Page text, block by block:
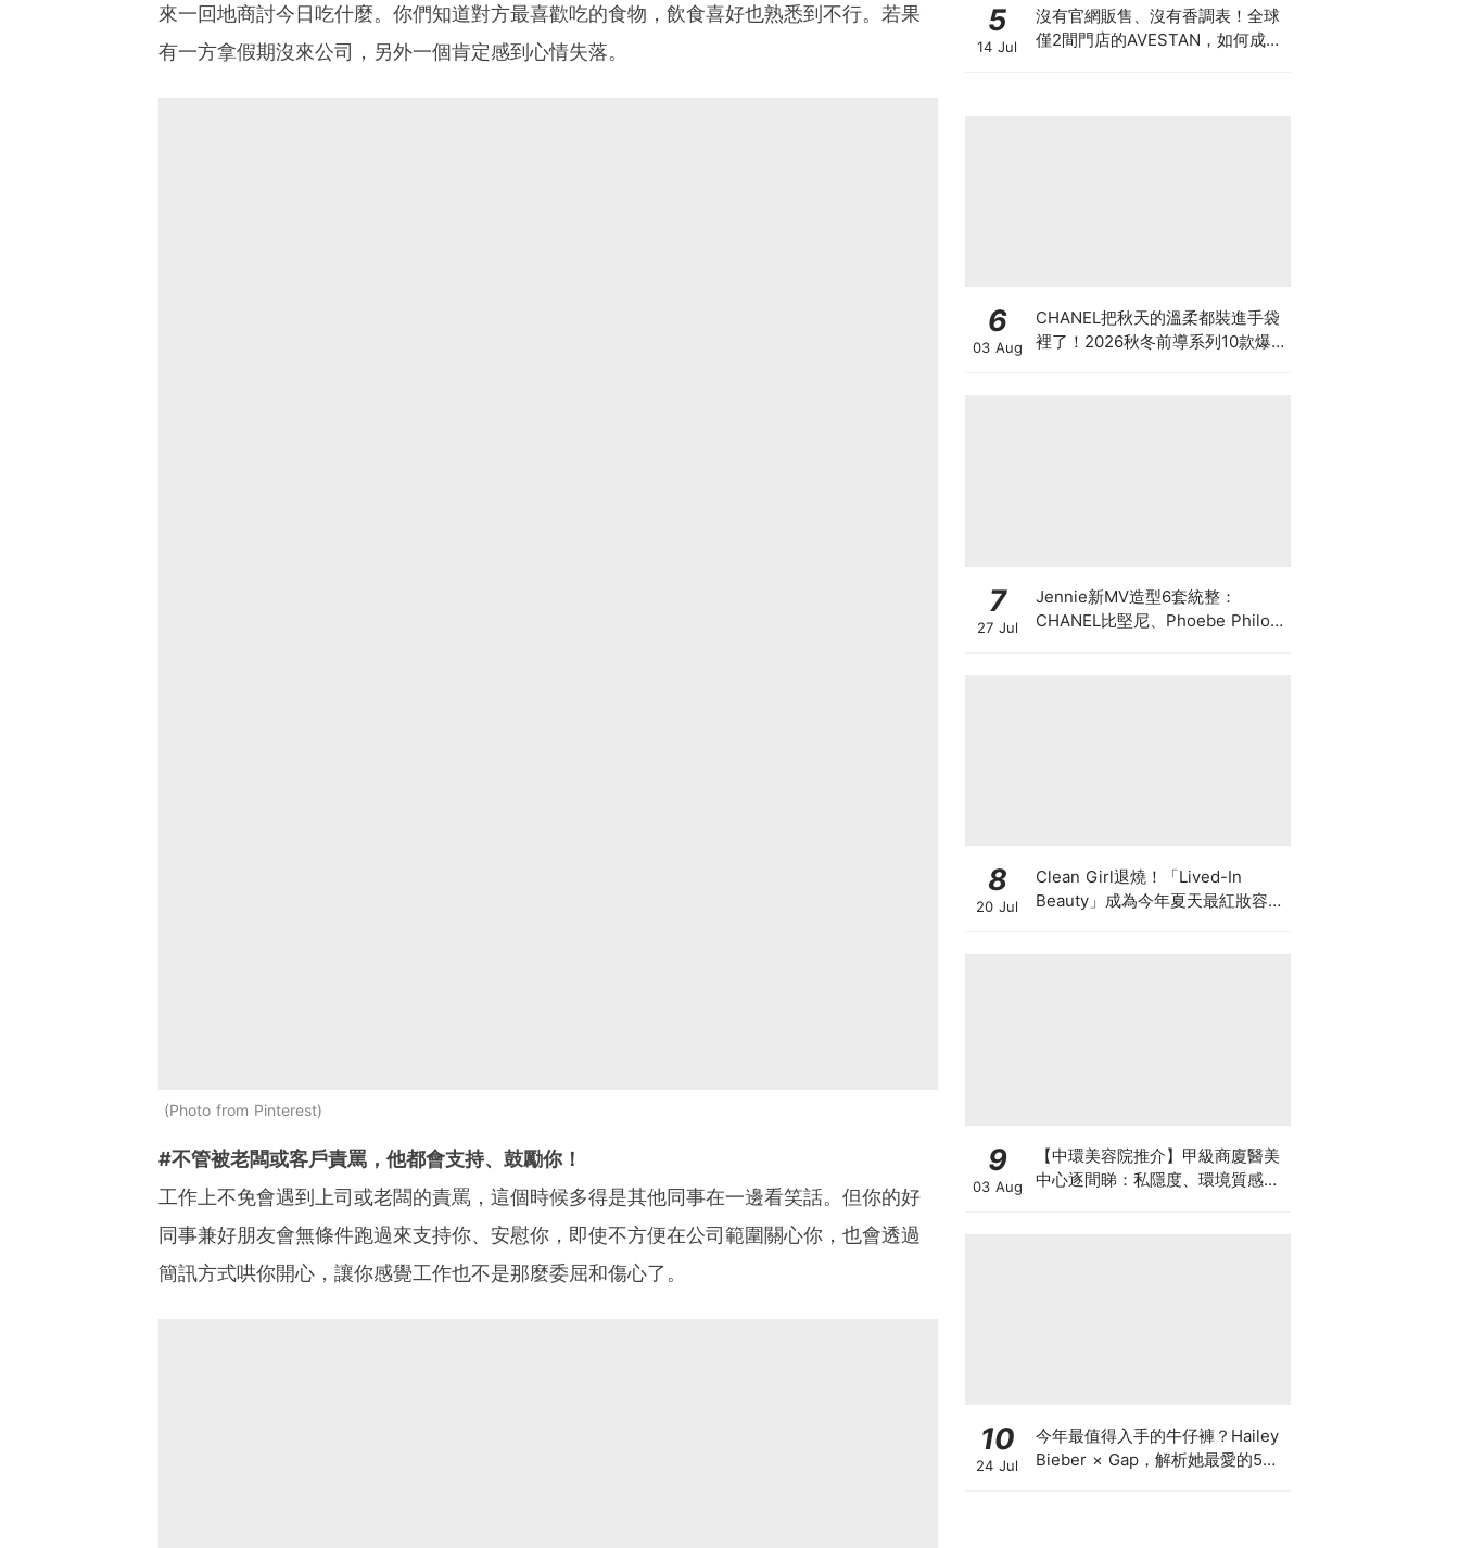
來一回地商討今日吃什麼。你們知道對方最喜歡吃的食物，飲食喜好也熟悉到不行。若果
有一方拿假期沒來公司，另外一個肯定感到心情失落。
Photo from Pinterest
#不管被老闆或客戶責罵，他都會支持、鼓勵你！
工作上不免會遇到上司或老闆的責罵，這個時候多得是其他同事在一邊看笑話。但你的好
同事兼好朋友會無條件跑過來支持你、安慰你，即使不方便在公司範圍關心你，也會透過
簡訊方式哄你開心，讓你感覺工作也不是那麼委屈和傷心了。
5
14 Jul
沒有官網販售、沒有香調表！全球
僅2間門店的AVESTAN，如何成為
6
03 Aug
CHANEL把秋天的溫柔都裝進手袋
裡了！2026秋冬前導系列10款爆
7
27 Jul
Jennie新MV造型6套統整：
CHANEL比堅尼、Phoebe Philo
8
20 Jul
Clean Girl退燒！「Lived-In
Beauty」成為今年夏天最紅妝容，
9
03 Aug
【中環美容院推介】甲級商廈醫美
中心逐間睇：私隱度、環境質感、
10
24 Jul
今年最值得入手的牛仔褲？Hailey
Bieber × Gap，解析她最愛的5種